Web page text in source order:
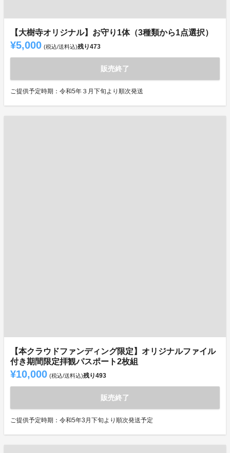
【大樹寺オリジナル】お守り1体（3種類から1点選択）
¥5,000 (税込/送料込)残り473
販売終了
ご提供予定時期：令和5年３月下旬より順次発送
【本クラウドファンディング限定】オリジナルファイル
付き期間限定拝観パスポート2枚組
¥10,000 (税込/送料込)残り493
販売終了
ご提供予定時期：令和5年3月下旬より順次発送予定